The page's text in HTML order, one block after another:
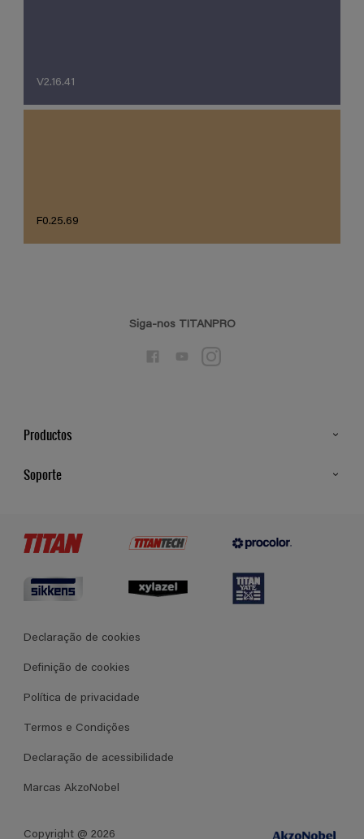
V2.16.41
F0.25.69
Siga-nos TITANPRO
Productos
Soporte
Termos e Condições Gerais de Venda
Declaração de cookies
Definição de cookies
Política de privacidade
Termos e Condições
Declaração de acessibilidade
Marcas AkzoNobel
Copyright @ 2026